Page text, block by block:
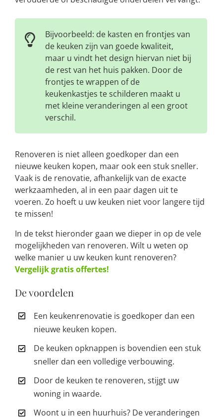
Bijvoorbeeld: de kasten en frontjes van
de keuken zijn van goede kwaliteit,
maar u vindt het design hiervan niet bij
de rest van het huis pakken. Door de
frontjes te wrappen of de
keukenkastjes te schilderen maakt u
met kleine veranderingen al een groot
verschil.
Renoveren is niet alleen goedkoper dan een
nieuwe keuken kopen, maar ook een stuk sneller.
Vaak is de renovatie, afhankelijk van de exacte
werkzaamheden, al in een paar dagen uit te
voeren. Zo hoeft u uw keuken niet voor langere tijd
te missen!
In de tekst hieronder gaan we dieper in op de vele
mogelijkheden van renoveren. Wilt u weten op
welke manier u uw keuken kunt renoveren?
Vergelijk gratis offertes!
De voordelen
Een keukenrenovatie is goedkoper dan een
nieuwe keuken kopen.
De keuken opknappen is bovendien een stuk
sneller dan een volledige verbouwing.
Door de keuken te renoveren, stijgt uw
woning in waarde.
Woont u in een huurhuis? De veranderingen